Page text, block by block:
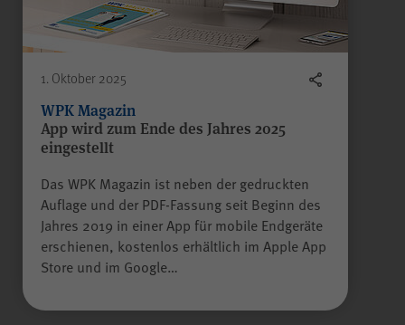
1. Oktober 2025
WPK Magazin
App wird zum Ende des Jahres 2025
eingestellt
Das WPK Magazin ist neben der gedruckten
Auflage und der PDF-Fassung seit Beginn des
Jahres 2019 in einer App für mobile Endgeräte
erschienen, kostenlos erhältlich im Apple App
Store und im Google…
Zweck
Gilt nur für den
passwortgeschützten
Mitgliederbereich „Meine
Informationen eines Besuchers
zur Gewährleistung der
einwandfreien Funktionsweise
des Mitgliederbereichs.
Name scrollCookie